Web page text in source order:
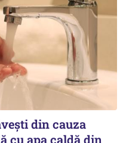
din cauza
cu apa caldă din